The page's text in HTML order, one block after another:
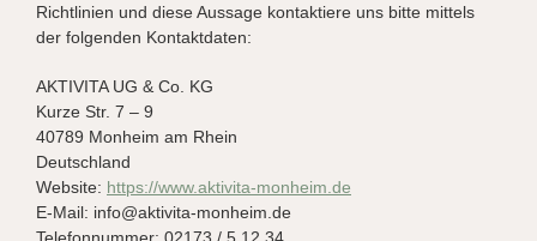
Richtlinien und diese Aussage kontaktiere uns bitte mittels
der folgenden Kontaktdaten:
AKTIVITA UG & Co. KG
Kurze Str. 7 – 9
40789 Monheim am Rhein
Deutschland
Website: https://www.aktivita-monheim.de
E-Mail: info@aktivita-monheim.de
Telefonnummer: 02173 / 5 12 34